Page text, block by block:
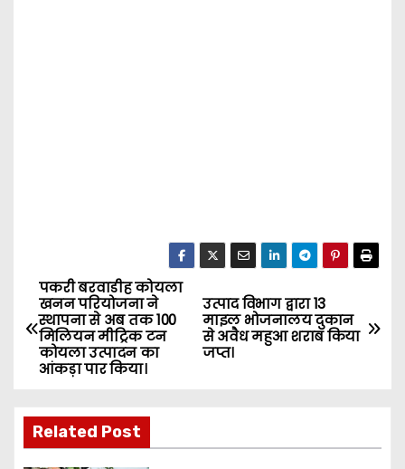
P
o
s
t
n
उत्पाद विभाग द्वारा 13
माइल भोजनालय दुकान
से अवैध महुआ शराब किया
जप्त।
पकरी बरवाडीह कोयला
खनन परियोजना ने
स्थापना से अब तक 100
मिलियन मीट्रिक टन
कोयला उत्पादन का
आंकड़ा पार किया।
Related Post